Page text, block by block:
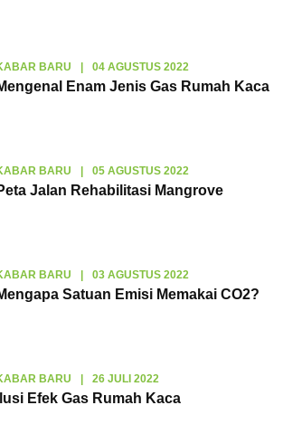
BARU | 04 AGUSTUS 2022
Enam Jenis Gas Rumah Kaca
BARU | 05 AGUSTUS 2022
Jalan Rehabilitasi Mangrove
BARU | 03 AGUSTUS 2022
Satuan Emisi Memakai CO2?
BARU | 26 JULI 2022
Ilusi Efek Gas Rumah Kaca